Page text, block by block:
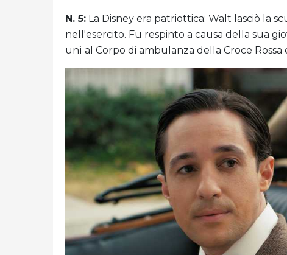
N. 5: La Disney era patriottica: Walt lasciò la
nell'esercito. Fu respinto a causa della sua
unì al Corpo di ambulanza della Croce Rossa